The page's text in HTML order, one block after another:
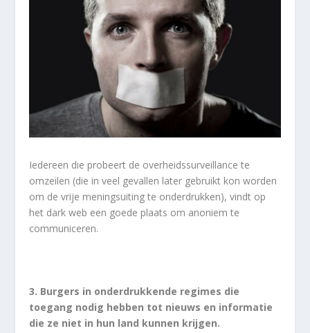
Iedereen die probeert de overheidssurveillance te
omzeilen (die in veel gevallen later gebruikt kon worden
om de vrije meningsuiting te onderdrukken), vindt op
het dark web een goede plaats om anoniem te
communiceren.
3. Burgers in onderdrukkende regimes die
toegang nodig hebben tot nieuws en informatie
die ze niet in hun land kunnen krijgen.